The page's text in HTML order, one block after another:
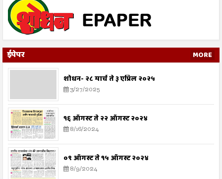
ईपेपर MORE
शोधन- २८ मार्च ते ३ एप्रिल २०२५
3/27/2025
१६ ऑगस्ट ते २२ ऑगस्ट २०२४
8/16/2024
०९ ऑगस्ट ते १५ ऑगस्ट २०२४
8/9/2024